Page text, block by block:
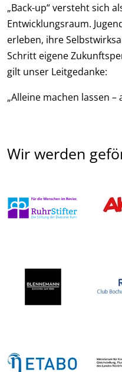
„Back-up“ versteht sich
Entwicklungsraum.
erleben, ihre
Schritt eigene
gilt unser Leitgedanke:
„Alleine machen lassen
Wir werden